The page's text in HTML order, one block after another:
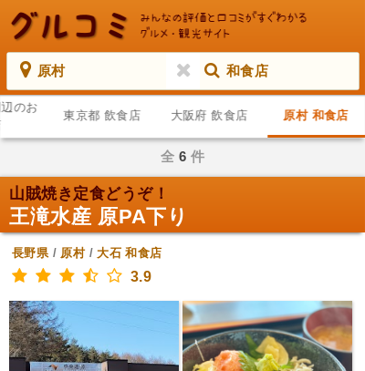
原村 和食店
のお
東京都 飲食店 大阪府 飲食店 原村 和食店
全 6 件
山賊焼き定食どうぞ！
王滝水産 原PA下り
長野県/ 原村/大石 和食店
3.9